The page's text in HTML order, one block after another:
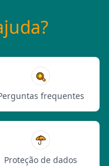
frequentes
Proteção de dados